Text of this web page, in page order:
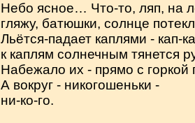
Небо ясное… Что-то, ляп, на
гляжу, батюшки, солнце
Льётся-падает каплями - кап-
к каплям солнечным тянется
Набежало их - прямо с горкой
А вокруг - никогошеньки -
ни-ко-го.